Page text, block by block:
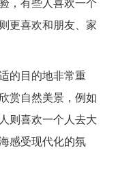
更喜欢和朋友、家
的目的地非常重
赏自然美景，例如
则喜欢一个人去大
感受现代化的氛